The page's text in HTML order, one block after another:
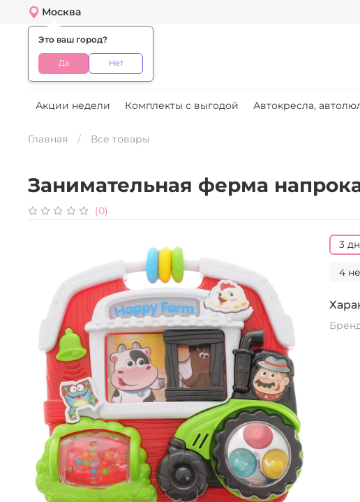
Москва
Это ваш город?
Да Нет
Меню
Акции недели Комплекты с выгодой Автокресла,
Главная Все товары
Занимательная ферма
(0)
3
4